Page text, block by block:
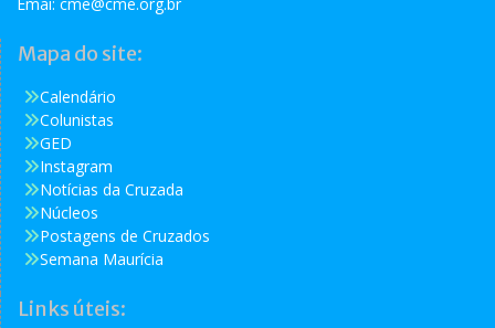
Mapa do site:
Calendário
Colunistas
GED
Instagram
Notícias da Cruzada
Núcleos
Postagens de Cruzados
Semana Maurícia
Links úteis: